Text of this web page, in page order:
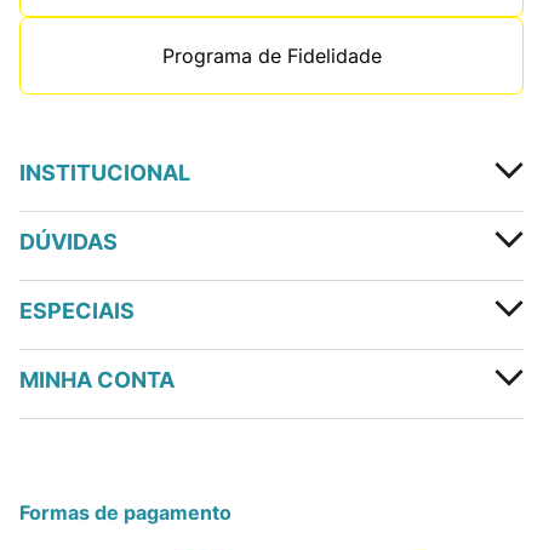
Programa de Fidelidade
INSTITUCIONAL
DÚVIDAS
ESPECIAIS
MINHA CONTA
Formas de pagamento